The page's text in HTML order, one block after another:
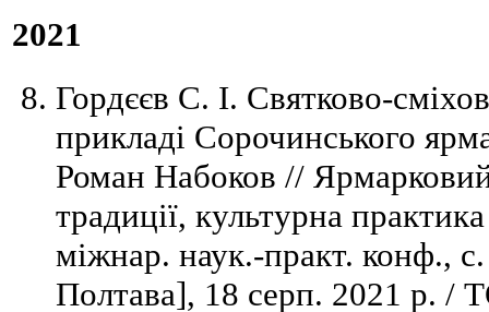
2021
Гордєєв С. І. Святково-
прикладі Сорочинського
Роман Набоков // Ярмарковий
традиції, культурна
міжнар. наук.-практ. конф.,
Полтава], 18 серп. 2021 р. /